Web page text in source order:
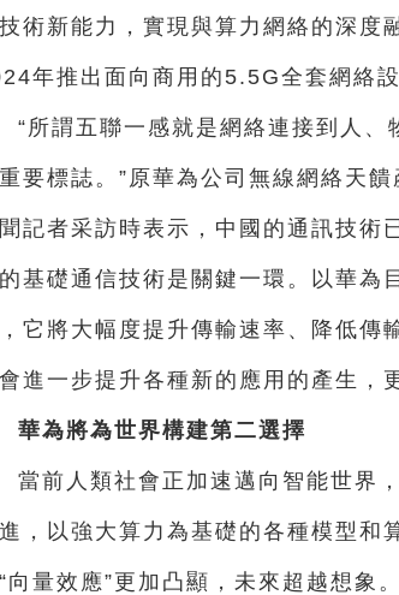
術新能力，實現與算力網絡的深度
年推出面向商用的5.5G全套網絡設
“所謂五聯一感就是網絡連接到人
要標誌。”原華為公司無線網絡天
記者采訪時表示，中國的通訊技術
基礎通信技術是關鍵一環。以華為
它將大幅度提升傳輸速率、降低傳
進一步提升各種新的應用的產生，
華為將為世界構建第二選擇
當前人類社會正加速邁向智能世界
，以強大算力為基礎的各種模型和
向量效應”更加凸顯，未來超越想象。